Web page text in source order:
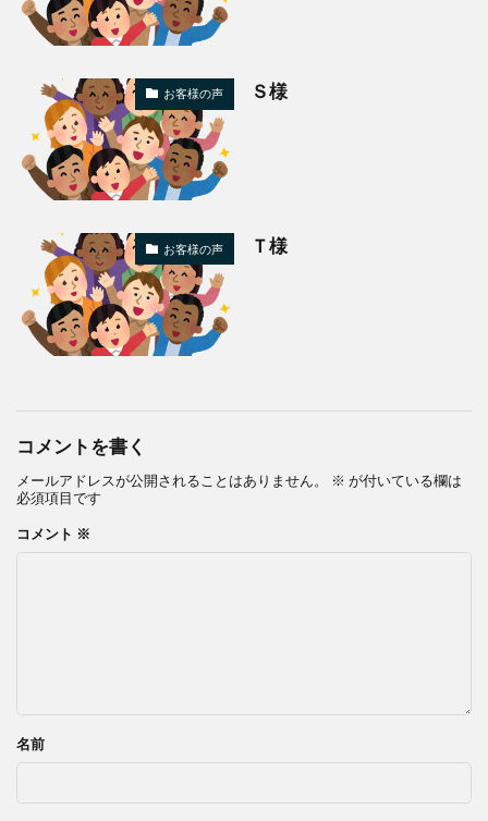
お客様の声 Ｓ様
お客様の声 Ｔ様
コメントを書く
メールアドレスが公開されることはありません。 ※ が付いている欄は
必須項目です
コメント ※
名前